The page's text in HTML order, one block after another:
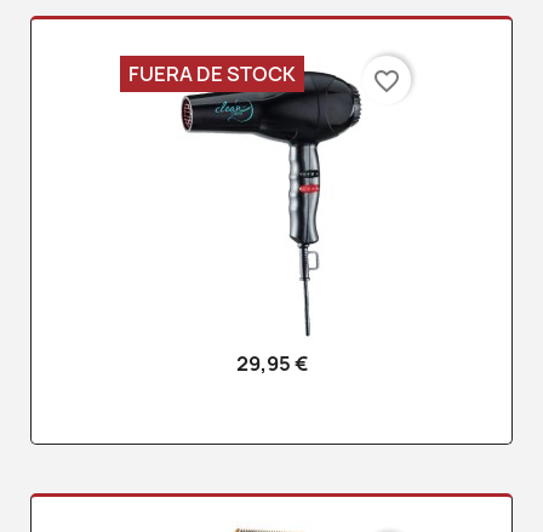
29,95 €
FUERA DE STOCK favorite_border